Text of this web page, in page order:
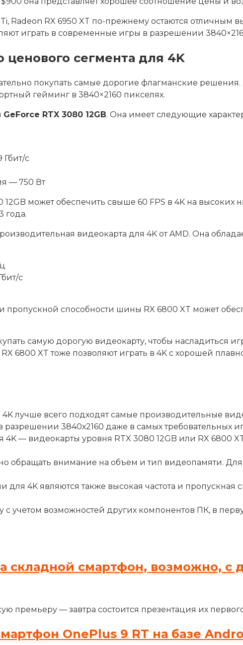
Radeon RX 6950 XT по-прежнему остаются
играть в современные игры в разрешении
сегмента для 4K
покупать самые дорогие флагманские
гейминг в 3840×2160 пикселях.
GeForce RTX 3080 12GB. Она имеет следующие
Гбит/с
— 750 Вт
может обеспечить свыше 60 FPS в 4K на высоких
года.
видеокарта для 4K от AMD. Она
с
пропускной способности шины RX 6800 XT может
самую дорогую видеокарту, чтобы
6800 XT тоже позволяют играть в 4K с хорошей
лучше всего подходят самые производительные
3840х2160 даже в самых требовательных
— видеокарты уровня RTX 3080 12GB или RX 6800
обращать внимание на объем и тип видеопамяти. Для
для 4K являются также высокая частота и
с учетом возможностей других компонентов ПК, в
складной смартфон, возможно,
премьеру — завтра состоится презентация их
OnePlus 9 RT на базе